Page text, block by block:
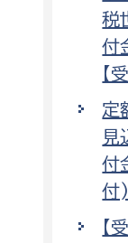
税
付
【
定
見
付
付)
【